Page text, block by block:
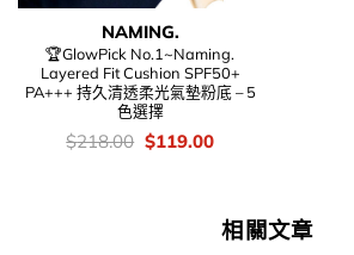
NAMING.
🏆GlowPick No.1~Naming.
Layered Fit Cushion SPF50+
PA+++ 持久清透柔光氣墊粉底 – 5
色選擇
價
$218.00 Original
$119.00Current
相關文章